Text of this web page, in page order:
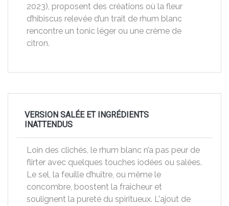
2023), proposent des créations où la fleur
d’hibiscus relevée d’un trait de rhum blanc
rencontre un tonic léger ou une crème de
citron.
VERSION SALÉE ET INGRÉDIENTS
INATTENDUS
Loin des clichés, le rhum blanc n’a pas peur de
flirter avec quelques touches iodées ou salées.
Le sel, la feuille d’huître, ou même le
concombre, boostent la fraîcheur et
soulignent la pureté du spiritueux. L'ajout de